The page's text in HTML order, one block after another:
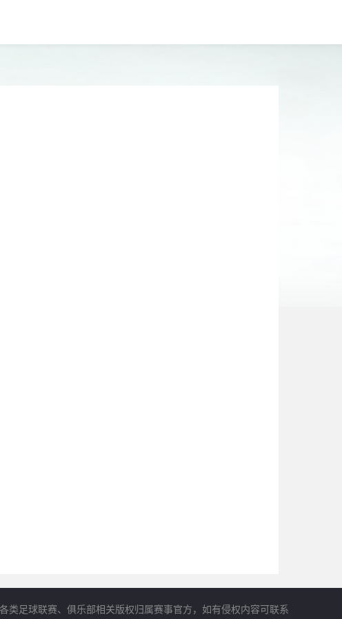
类足球联赛、俱乐部相关版权归属赛事官方，如有侵权内容可联系